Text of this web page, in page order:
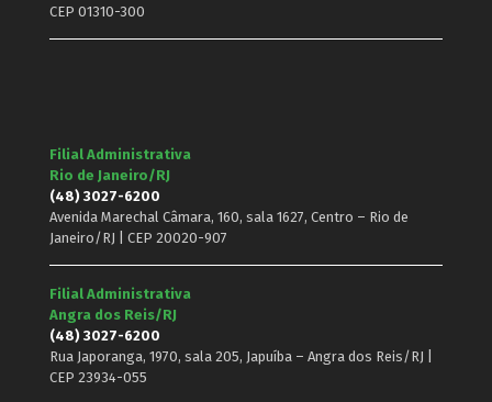
CEP 01310-300
Filial Administrativa
Rio de Janeiro/RJ
(48) 3027-6200
Avenida Marechal Câmara, 160, sala 1627, Centro – Rio de
Janeiro/RJ | CEP 20020-907
Filial Administrativa
Angra dos Reis/RJ
(48) 3027-6200
Rua Japoranga, 1970, sala 205, Japuíba – Angra dos Reis/RJ |
CEP 23934-055